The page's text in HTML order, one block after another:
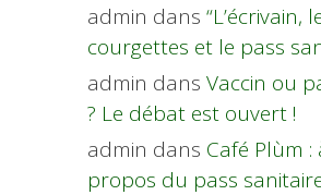
admin dans “L’écrivain,
courgettes et le pass
admin dans Vaccin ou
? Le débat est ouvert !
admin dans Café Plùm :
propos du pass